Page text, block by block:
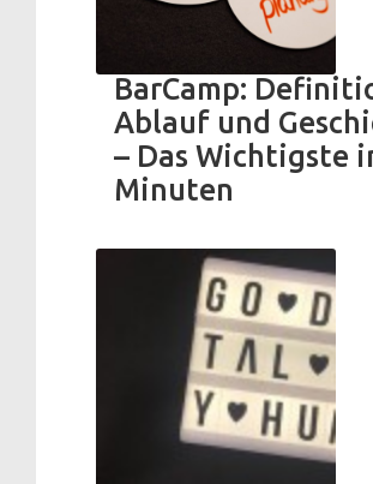
BarCamp:
Ablauf und
– Das Wichtigste
Minuten